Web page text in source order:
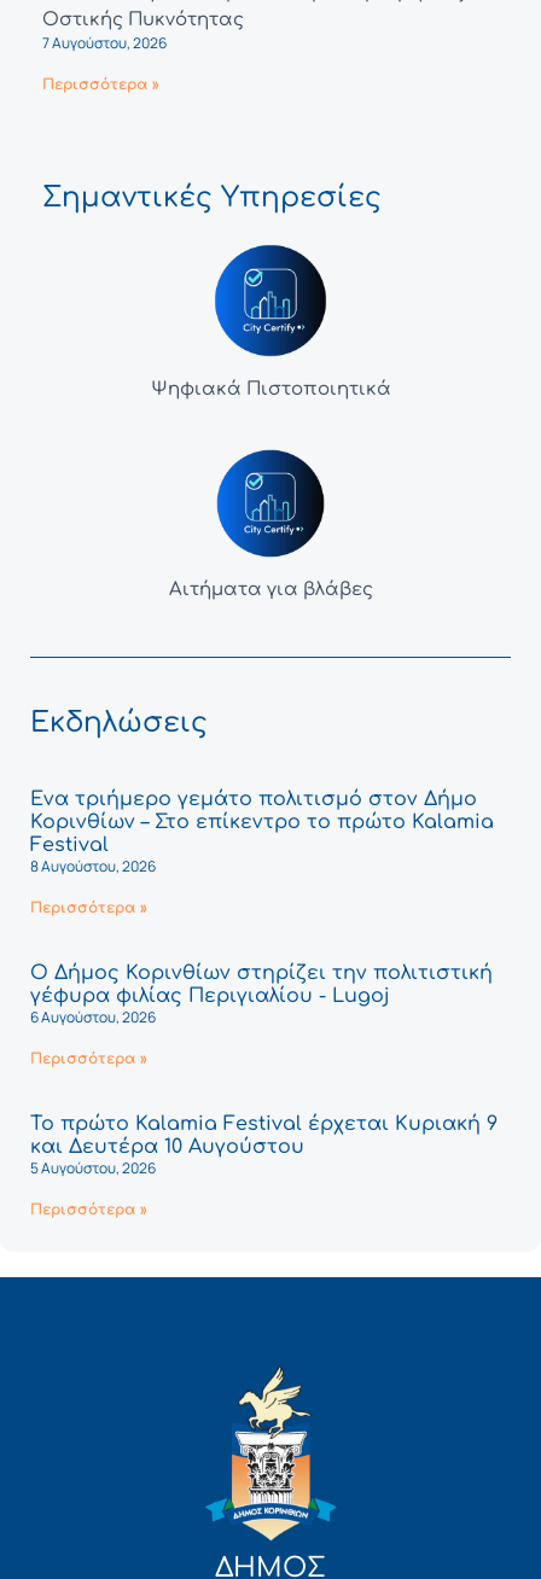
Οστικής Πυκνότητας
7 Αυγούστου, 2026
Περισσότερα »
Σημαντικές Υπηρεσίες
Ψηφιακά Πιστοποιητικά
Αιτήματα για βλάβες
Εκδηλώσεις
Ένα τριήμερο γεμάτο πολιτισμό στον Δήμο
Κορινθίων – Στο επίκεντρο το πρώτο Kalamia
Festival
8 Αυγούστου, 2026
Περισσότερα »
Ο Δήμος Κορινθίων στηρίζει την πολιτιστική
γέφυρα φιλίας Περιγιαλίου - Lugoj
6 Αυγούστου, 2026
Περισσότερα »
Το πρώτο Kalamia Festival έρχεται Κυριακή 9
και Δευτέρα 10 Αυγούστου
5 Αυγούστου, 2026
Περισσότερα »
ΔΗΜΟΣ